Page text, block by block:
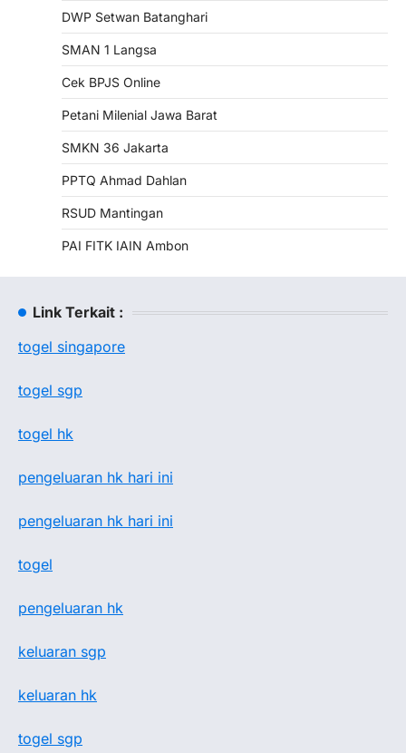
DWP Setwan Batanghari
SMAN 1 Langsa
Cek BPJS Online
Petani Milenial Jawa Barat
SMKN 36 Jakarta
PPTQ Ahmad Dahlan
RSUD Mantingan
PAI FITK IAIN Ambon
Link Terkait :
togel singapore
togel sgp
togel hk
pengeluaran hk hari ini
pengeluaran hk hari ini
togel
pengeluaran hk
keluaran sgp
keluaran hk
togel sgp